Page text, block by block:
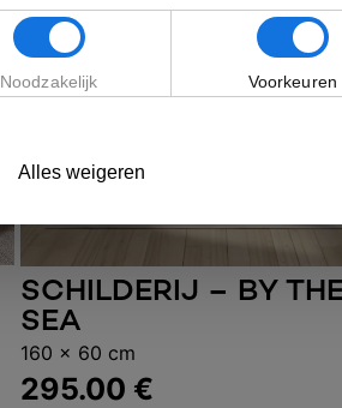
Toevoegen aan
SCHILDERIJ – BY
SEA
295.00 €
160 x 60 cm
Noodzakelijk Voorkeuren
Alles weigeren